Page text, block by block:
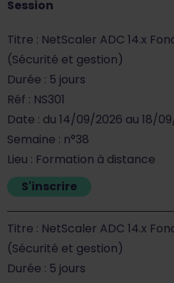
Session
Titre : NetScaler ADC 14.x
(Sécurité et gestion)
Durée : 5 jours
Réf : NS301
Date : du 14/09/2026 au 18/
Semaine : n°38
Lieu : Formation à distance
S'inscrire
Titre : NetScaler ADC 14.x
(Sécurité et gestion)
Durée : 5 jours